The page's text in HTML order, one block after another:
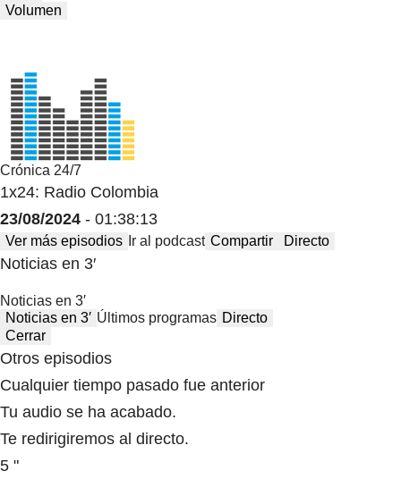
Volumen
Crónica 24/7
1x24: Radio Colombia
23/08/2024 - 01:38:13
Ver más episodios Ir al podcast Compartir Directo
Noticias en 3′
Noticias en 3′
Noticias en 3′ Últimos programas Directo
Cerrar
Otros episodios
Cualquier tiempo pasado fue anterior
Tu audio se ha acabado.
Te redirigiremos al directo.
5 "